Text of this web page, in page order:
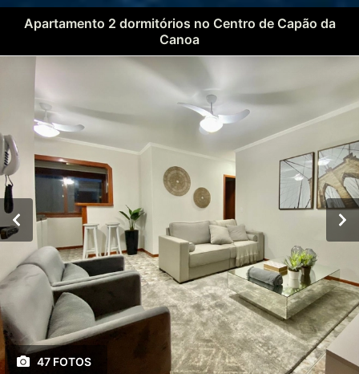
Apartamento 2 dormitórios no Centro de Capão da
Canoa
47 FOTOS